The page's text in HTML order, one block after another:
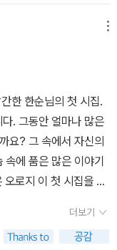
으로 엮었다.”고 이야
영이라고 보인다. 장
화주의적 공존에 가
학’으로 보고 있다. 나
면서 삶 자체의 공허
며 한 순 시인에 대한
아내 엄마로의 일상을
시인의 시어는 담금질
이 숨겨두었던 슬픔
조화를 이뤄야 각기
것이란 기대감이 시
말 다양한 느낌이 감정
아온 인생으로는 경
가 이정도 인생을 살았
이 들었답니다. '여
엄마이자 아내이고
말할 수 없는 공감과
가 마음을 울리는거
시인의 시집인 <내 안
슬퍼하고 행복해 하며
에서 마지막. 엄마의
는 마무리에서 가슴찡
인도 행동에서 느끼
한 한순님의 첫 시집.
. 그동안 얼마나 많은
요? 그 속에서 자신의
에 품은 많은 이야기
로지 이 첫 시집을 출
인과도 같은 감정을
/ 협박하는 색을 꼭꼭
더보기